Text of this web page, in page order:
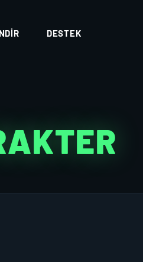
DESTEK